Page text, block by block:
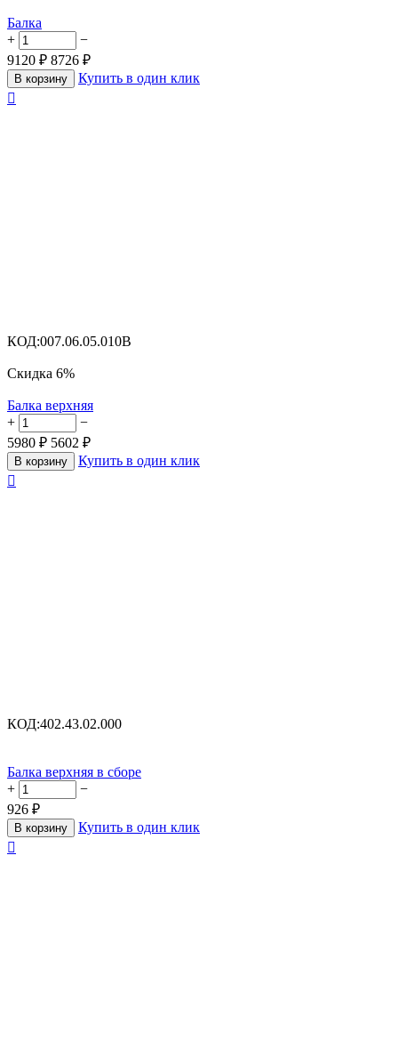
Балка
+
−
9120 ₽ 8726 ₽
В корзину
Купить в один клик

КОД:007.06.05.010B
Скидка 6%
Балка верхняя
+
−
5980 ₽ 5602 ₽
В корзину
Купить в один клик

КОД:402.43.02.000
Балка верхняя в сборе
+
−
926 ₽
В корзину
Купить в один клик
